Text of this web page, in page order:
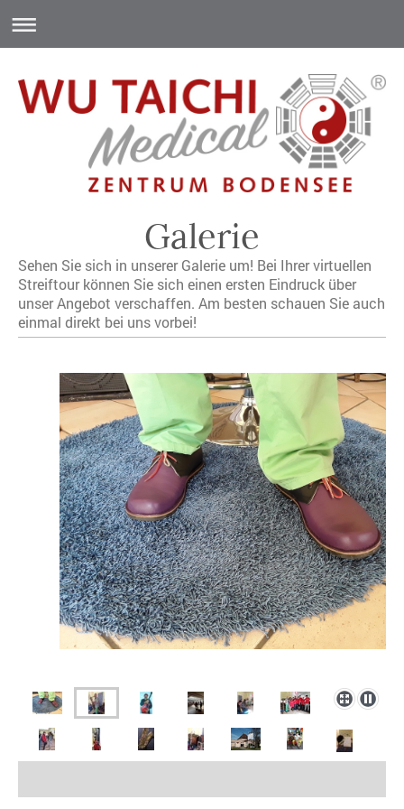
Galerie
Sehen Sie sich in unserer Galerie um! Bei Ihrer virtuellen
Streiftour können Sie sich einen ersten Eindruck über
unser Angebot verschaffen. Am besten schauen Sie auch
einmal direkt bei uns vorbei!